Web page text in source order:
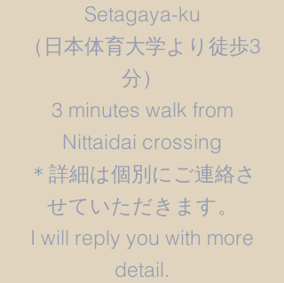
Setagaya-ku
​（日本体育大学より徒歩3
分）
3 minutes walk from
Nittaidai crossing
＊詳細は個別にご連絡さ
せていただきます。
​I will reply you with more
detail.